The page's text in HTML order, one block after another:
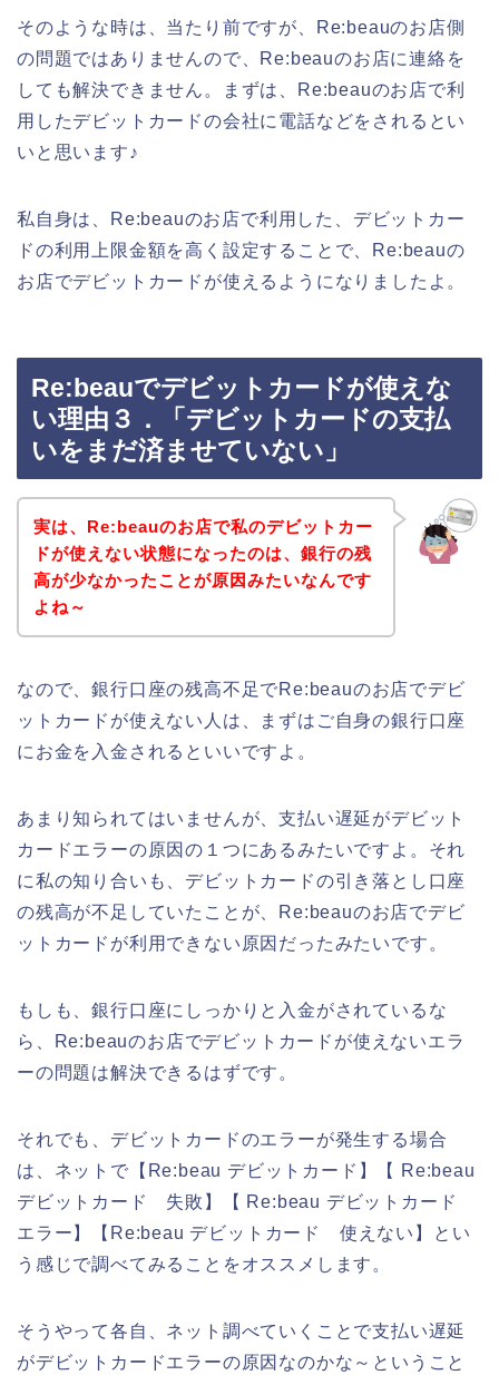
そのような時は、当たり前ですが、Re:beauのお店側
の問題ではありませんので、Re:beauのお店に連絡を
しても解決できません。まずは、Re:beauのお店で利
用したデビットカードの会社に電話などをされるとい
いと思います♪
私自身は、Re:beauのお店で利用した、デビットカー
ドの利用上限金額を高く設定することで、Re:beauの
お店でデビットカードが使えるようになりましたよ。
Re:beauでデビットカードが使えな
い理由３．「デビットカードの支払
いをまだ済ませていない」
実は、Re:beauのお店で私のデビットカー
ドが使えない状態になったのは、銀行の残
高が少なかったことが原因みたいなんです
よね～
なので、銀行口座の残高不足でRe:beauのお店でデビ
ットカードが使えない人は、まずはご自身の銀行口座
にお金を入金されるといいですよ。
あまり知られてはいませんが、支払い遅延がデビット
カードエラーの原因の１つにあるみたいですよ。それ
に私の知り合いも、デビットカードの引き落とし口座
の残高が不足していたことが、Re:beauのお店でデビ
ットカードが利用できない原因だったみたいです。
もしも、銀行口座にしっかりと入金がされているな
ら、Re:beauのお店でデビットカードが使えないエラ
ーの問題は解決できるはずです。
それでも、デビットカードのエラーが発生する場合
は、ネットで【Re:beau デビットカード】【 Re:beau
デビットカード 失敗】【 Re:beau デビットカード
エラー】【Re:beau デビットカード 使えない】とい
う感じで調べてみることをオススメします。
そうやって各自、ネット調べていくことで支払い遅延
がデビットカードエラーの原因なのかな～ということ